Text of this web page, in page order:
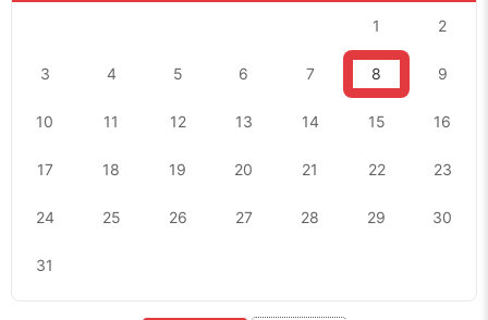
1 2
3 4 5 6 7 8 9
10 11 12 13 14 15 16
17 18 19 20 21 22 23
24 25 26 27 28 29 30
31